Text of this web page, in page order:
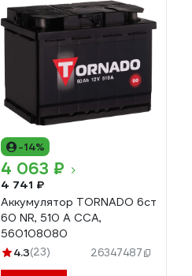
-14%
4 063 ₽
4 741 ₽
Аккумулятор TORNADO 6ст
60 NR, 510 А CCA,
560108080
4.3(23) 26347487